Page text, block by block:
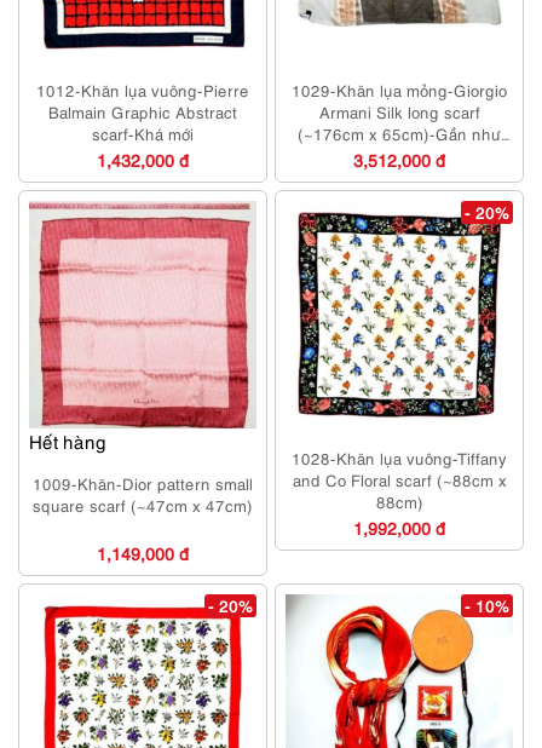
1012-Khăn lụa vuông-Pierre
Balmain Graphic Abstract
scarf-Khá mới
1,432,000 đ
1029-Khăn lụa mỏng-Giorgio
Armani Silk long scarf
(~176cm x 65cm)-Gần như
mới
3,512,000 đ
Hết hàng
1009-Khăn-Dior pattern small
square scarf (~47cm x 47cm)
1,149,000 đ
- 20%
1028-Khăn lụa vuông-Tiffany
and Co Floral scarf (~88cm x
88cm)
1,992,000 đ
- 20% - 10%